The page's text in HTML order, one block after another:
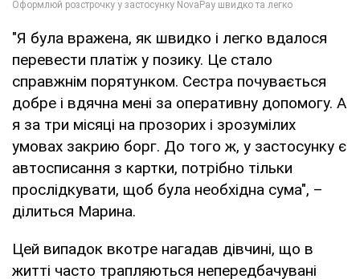
"Я була вражена, як швидко і легко вдалося
перевести платіж у позику. Це стало
справжнім порятунком. Сестра почувається
добре і вдячна мені за оперативну допомогу. А
я за три місяці на прозорих і зрозумілих
умовах закрию борг. До того ж, у застосунку є
автосписання з картки, потрібно тільки
прослідкувати, щоб була необхідна сума", –
ділиться Марина.
Цей випадок вкотре нагадав дівчині, що в
житті часто трапляються непередбачувані